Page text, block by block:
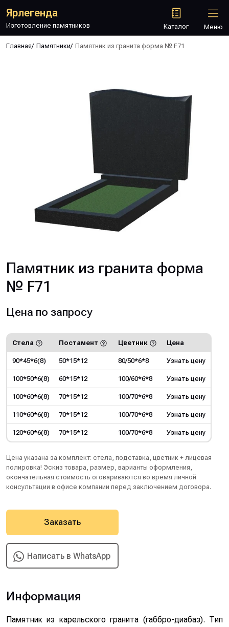
Ярлегенда
Изготовление памятников Каталог Меню
Главная/ Памятники/ Памятник из гранита форма № F71
Памятник из гранита форма
№ F71
Цена по запросу
Стела Постамент Цветник Цена
90*45*6(8) 50*15*12 80/50*6*8 Узнать цену
100*50*6(8) 60*15*12 100/60*6*8 Узнать цену
100*60*6(8) 70*15*12 100/70*6*8 Узнать цену
110*60*6(8) 70*15*12 100/70*6*8 Узнать цену
120*60*6(8) 70*15*12 100/70*6*8 Узнать цену
Цена указана за комплект: стела, подставка, цветник + лицевая
полировка! Эскиз товара, размер, варианты оформления,
окончательная стоимость оговариваются во время личной
консультации в офисе компании перед заключением договора.
Заказать
Написать в WhatsApp
Информация
Памятник из карельского гранита (габбро-диабаз). Тип